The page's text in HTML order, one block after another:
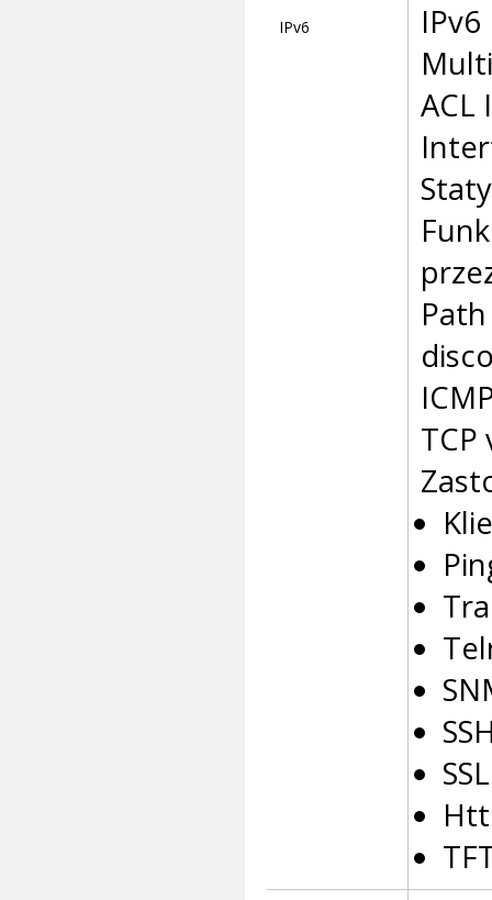
IPv6
ACL
TCP